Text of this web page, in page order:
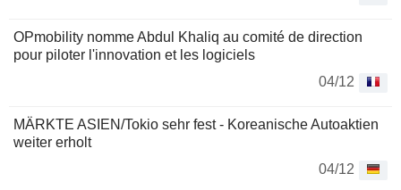
OPmobility nomme Abdul Khaliq au comité de direction
pour piloter l'innovation et les logiciels
04/12
MÄRKTE ASIEN/Tokio sehr fest - Koreanische Autoaktien
weiter erholt
04/12